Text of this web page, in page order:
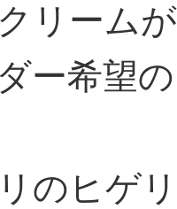
リーム
ー希望
のヒゲ